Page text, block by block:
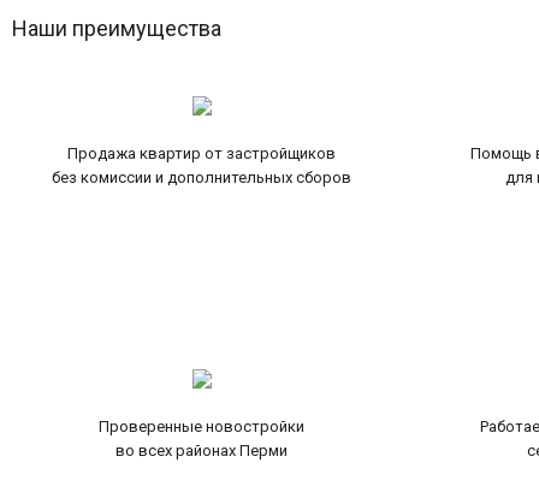
Наши преимущества
Продажа квартир от застройщиков
без комиссии и дополнительных сборов
Помощь
для
Проверенные новостройки
во всех районах Перми